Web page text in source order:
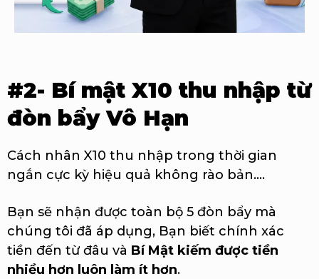
#2- Bí mật X10 thu nhập từ
đòn bẩy Vô Hạn
Cách nhân X10 thu nhập trong thời gian
ngắn cực kỳ hiệu quả không rào bản....
Bạn sẽ nhận được toàn bộ 5 đòn bẩy mà
chúng tôi đã áp dụng, Bạn biết chính xác
tiền đến từ đâu và Bí Mật kiếm được tiền
nhiều hơn luôn làm ít hơn.